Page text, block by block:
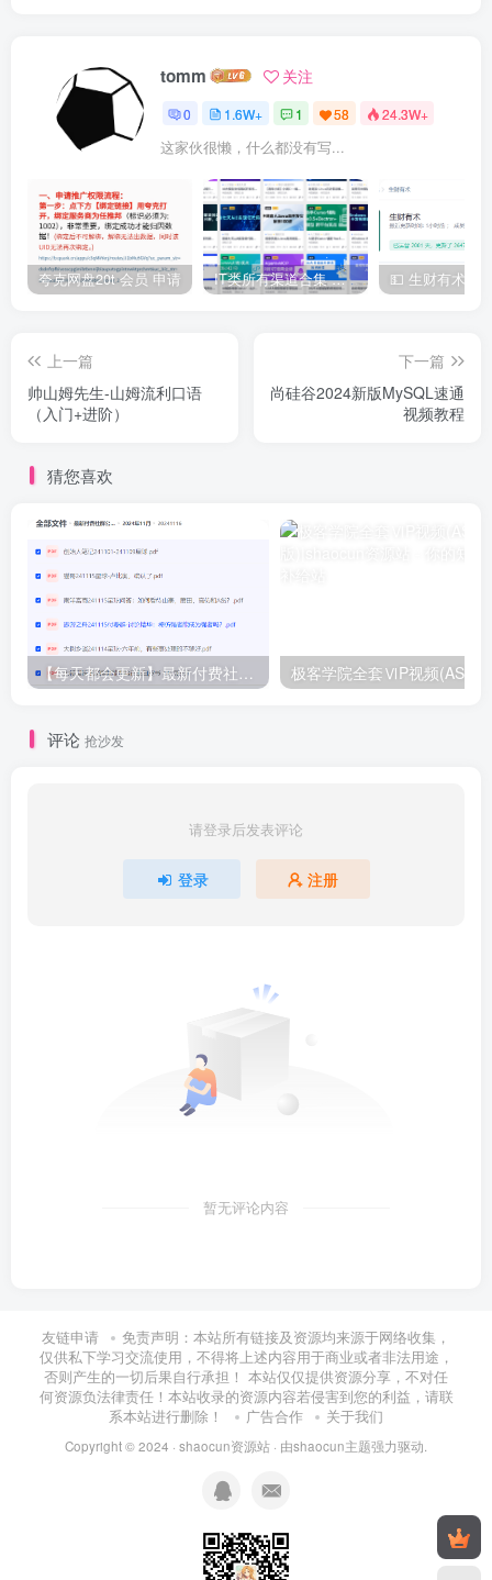
tomm 关注
0 1.6W+ 1 58 24.3W+
这家伙很懒，什么都没有写...
夸克网盘20t 会员 申请 IT类所有渠道合集 持续日更，目前近四千多条资源 年费用户微信私信获取权限
上一篇
帅山姆先生-山姆流利口语
（入门+进阶）
下一篇
尚硅谷2024新版MySQL速通
视频教程
猜您喜欢
【每天都会更新】最新付费社群公众号文章 极客学院全套ⅥP视频(AS版)
评论 抢沙发
请登录后发表评论
登录 注册
暂无评论内容
友链申请
免责声明：本站所有链接及资源均来源于网络收集，
仅供私下学习交流使用，不得将上述内容用于商业或者非法用途，
否则产生的一切后果自行承担！ 本站仅仅提供资源分享，不对任
何资源负法律责任！本站收录的资源内容若侵害到您的利益，请联
系本站进行删除！
广告合作 关于我们
Copyright © 2024 · shaocun资源站 · 由shaocun主题强力驱动.